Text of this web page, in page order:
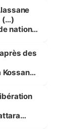
(…)
nation
des